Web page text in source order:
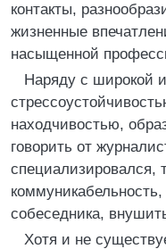
контакты,
жизненные
насыщенной
Наряду с широкой
находчивостью,
говорить от
специализировался,
собеседника,
Хотя и не